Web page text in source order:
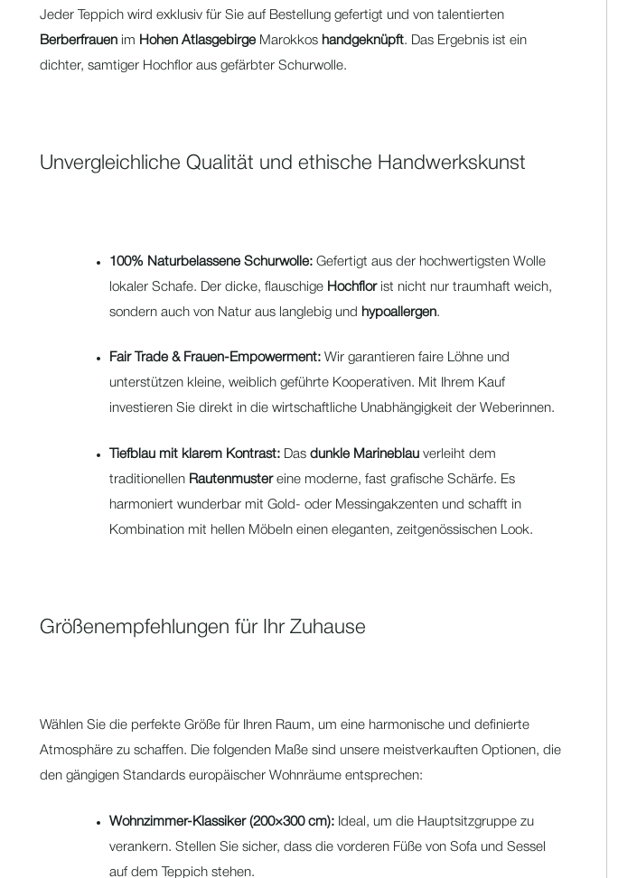
Jeder Teppich wird exklusiv für Sie auf Bestellung gefertigt und von talentierten
Berberfrauenim Hohen AtlasgebirgeMarokkos handgeknüpft. Das Ergebnis ist ein
dichter, samtiger Hochflor aus gefärbter Schurwolle.
Unvergleichliche Qualität und ethische Handwerkskunst
100% Naturbelassene Schurwolle: Gefertigt aus der hochwertigsten Wolle
lokaler Schafe. Der dicke, flauschige Hochflorist nicht nur traumhaft weich,
sondern auch von Natur aus langlebig und hypoallergen.
Fair Trade & Frauen-Empowerment: Wir garantieren faire Löhne und
unterstützen kleine, weiblich geführte Kooperativen. Mit Ihrem Kauf
investieren Sie direkt in die wirtschaftliche Unabhängigkeit der Weberinnen.
Tiefblau mit klarem Kontrast: Dasdunkle Marineblau verleiht dem
traditionellen Rautenmustereine moderne, fast grafische Schärfe. Es
harmoniert wunderbar mit Gold- oder Messingakzenten und schafft in
Kombination mit hellen Möbeln einen eleganten, zeitgenössischen Look.
Größenempfehlungen für Ihr Zuhause
Wählen Sie die perfekte Größe für Ihren Raum, um eine harmonische und definierte
Atmosphäre zu schaffen. Die folgenden Maße sind unsere meistverkauften Optionen, die
den gängigen Standards europäischer Wohnräume entsprechen:
Wohnzimmer-Klassiker (200×300 cm): Ideal, um die Hauptsitzgruppe zu
verankern. Stellen Sie sicher, dass die vorderen Füße von Sofa und Sessel
auf dem Teppich stehen.